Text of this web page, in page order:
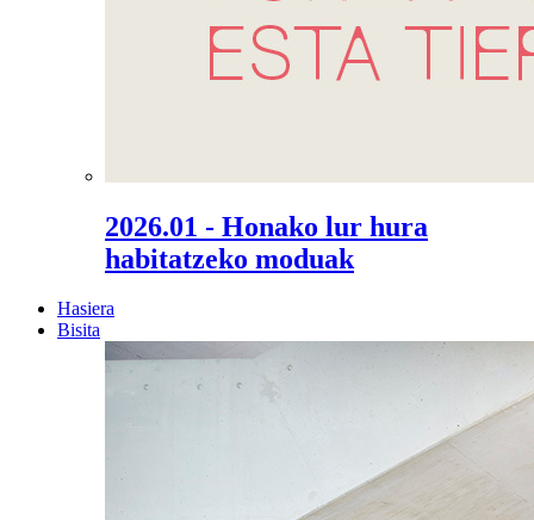
2026.01 - Honako lur hura
habitatzeko moduak
Hasiera
Bisita